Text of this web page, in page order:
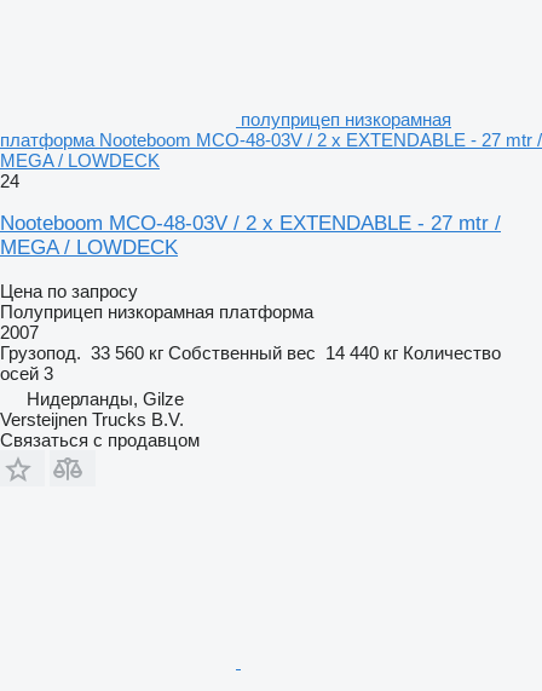
полуприцеп низкорамная
платформа Nooteboom MCO-48-03V / 2 x EXTENDABLE - 27 mtr /
MEGA / LOWDECK
24
Nooteboom MCO-48-03V / 2 x EXTENDABLE - 27 mtr /
MEGA / LOWDECK
Цена по запросу
Полуприцеп низкорамная платформа
2007
Грузопод. 33 560 кг Собственный вес 14 440 кг Количество
осей 3
Нидерланды, Gilze
Versteijnen Trucks B.V.
Связаться с продавцом